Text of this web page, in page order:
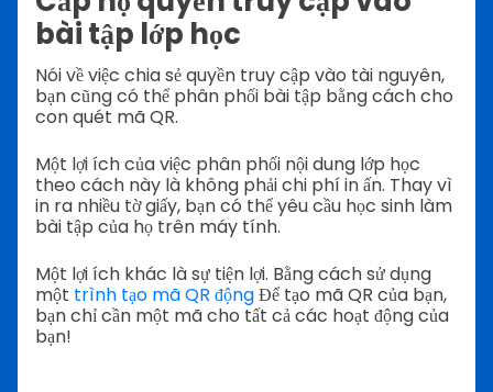
bài tập lớp học
Nói về việc chia sẻ quyền truy cập vào tài nguyên,
bạn cũng có thể phân phối bài tập bằng cách cho
con quét mã QR.
Một lợi ích của việc phân phối nội dung lớp học
theo cách này là không phải chi phí in ấn. Thay vì
in ra nhiều tờ giấy, bạn có thể yêu cầu học sinh làm
bài tập của họ trên máy tính.
Một lợi ích khác là sự tiện lợi. Bằng cách sử dụng
một trình tạo mã QR độngĐể tạo mã QR của bạn,
bạn chỉ cần một mã cho tất cả các hoạt động của
bạn!